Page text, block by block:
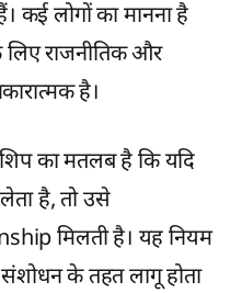
कई लोगों का मानना है
लिए राजनीतिक और
है।
का मतलब है कि यदि
है, तो उसे
मिलती है। यह नियम
के तहत लागू होता